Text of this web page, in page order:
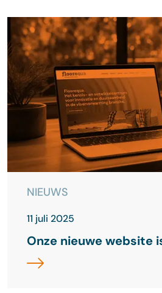
NIEUWS
11 juli 2025
Onze nieuwe website